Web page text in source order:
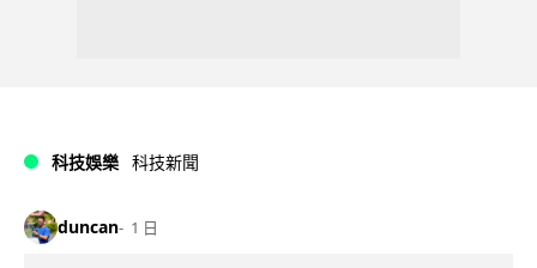
科技娛樂 科技新聞
duncan 1 日